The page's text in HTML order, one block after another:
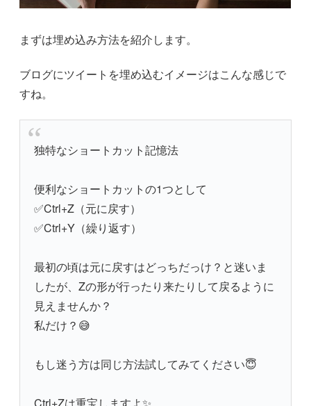
まずは埋め込み方法を紹介します。
ブログにツイートを埋め込むイメージはこんな感じで
すね。
独特なショートカット記憶法
便利なショートカットの1つとして
✅Ctrl+Z（元に戻す）
✅Ctrl+Y（繰り返す）
最初の頃は元に戻すはどっちだっけ？と迷いま
したが、Zの形が行ったり来たりして戻るように
見えませんか？
私だけ？😅
もし迷う方は同じ方法試してみてください😇
Ctrl+Zは重宝しますよ✨